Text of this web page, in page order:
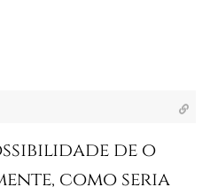
de o
como seria